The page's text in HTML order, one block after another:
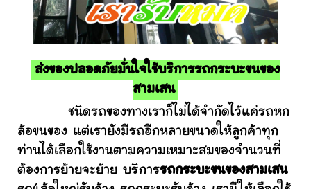
ส่งของปลอดภัยมั่นใจใช้บริการรถกระบะขนของ
สามเสน
ชนิดรถของทางเราก็ไม่ได้จำกัดไว้แค่รถหก
ล้อขนของ แต่เรายังมีรถอีกหลายขนาดให้ลูกค้าทุก
ท่านได้เลือกใช้งานตามความเหมาะสมของจำนวนที่
ต้องการย้ายจะย้าย บริการรถกระบะขนของสามเสน